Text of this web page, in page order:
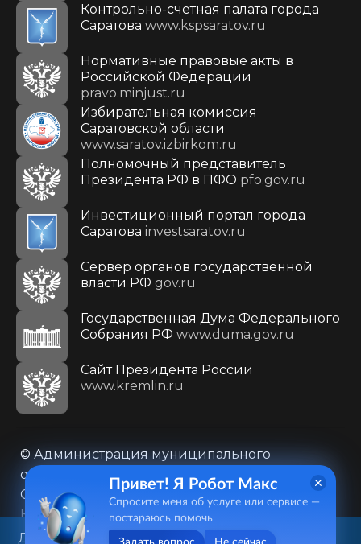
Контрольно-счетная палата города
Саратова www.kspsaratov.ru
Нормативные правовые акты в
Российской Федерации
pravo.minjust.ru
Избирательная комиссия
Саратовской области
www.saratov.izbirkom.ru
Полномочный представитель
Президента РФ в ПФО pfo.gov.ru
Инвестиционный портал города
Саратова investsaratov.ru
Сервер органов государственной
власти РФ gov.ru
Государственная Дума Федерального
Собрания РФ www.duma.gov.ru
Cайт Президента России
www.kremlin.ru
© Администрация муниципального
образования городского округа «Город
Саратов»
Контакты
Карта сайта
Политика в отношении обработки
Данный веб-сайт использует
Привет! Я Робот Макс
Спросите меня об услуге или сервисе —
постараюсь помочь